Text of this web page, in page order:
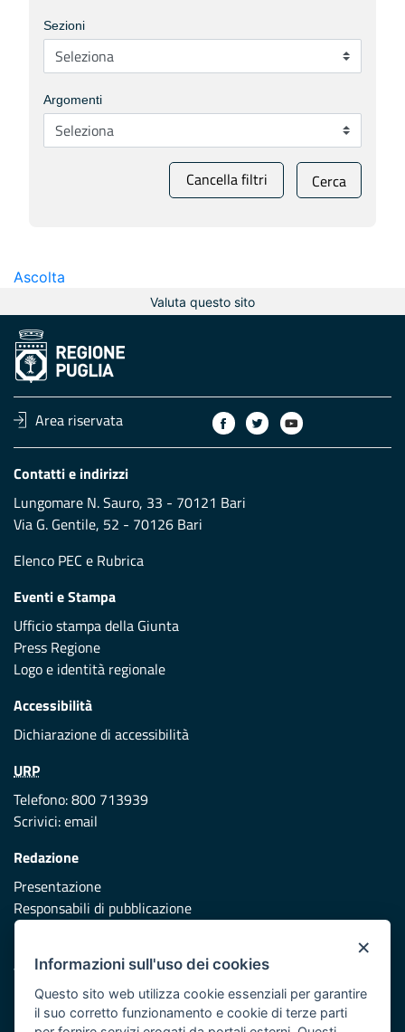
Sezioni
Argomenti
Cancella filtri Cerca
Ascolta
Valuta questo sito
Area riservata
Contatti e indirizzi
Lungomare N. Sauro, 33 - 70121 Bari
Via G. Gentile, 52 - 70126 Bari
Elenco PEC e Rubrica
Eventi e Stampa
Ufficio stampa della Giunta
Press Regione
Logo e identità regionale
Accessibilità
Dichiarazione di accessibilità
URP
Telefono: 800 713939
Scrivici:email
Redazione
Presentazione
Responsabili di pubblicazione
Vai al sito di Protezione Civile Puglia
Iniziativa finanziata con risorse del POR Puglia 2014/2020 -
×
Informazioni sull'uso dei cookies
Questo sito web utilizza cookie essenziali per garantire
il suo corretto funzionamento e cookie di terze parti